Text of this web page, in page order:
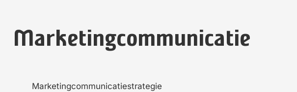
Marketingcommunicatie
Marketingcommunicatiestrategie